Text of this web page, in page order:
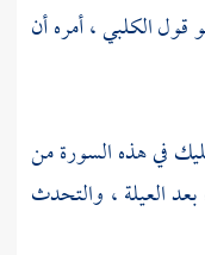
قولالكلبي ،أمره أن
في هذه السورة من
بعد العيلة ، والتحدث